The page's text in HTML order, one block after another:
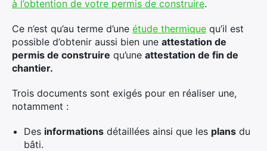
à l’obtention de votre permis de construire.
Ce n’est qu’au terme d’une étude thermique qu’il est
possible d’obtenir aussi bien une attestation de
permis de construire qu’une attestation de fin de
chantier.
Trois documents sont exigés pour en réaliser une,
notamment :
Des informations détaillées ainsi que les plans du
bâti.